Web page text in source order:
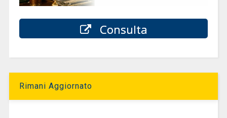
Consulta
Rimani Aggiornato